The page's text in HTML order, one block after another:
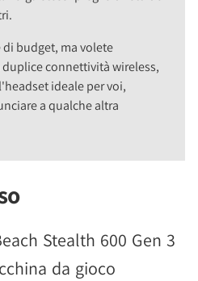
budget, ma volete
connettività wireless,
ideale per voi,
a qualche altra
Stealth 600 Gen 3
da gioco